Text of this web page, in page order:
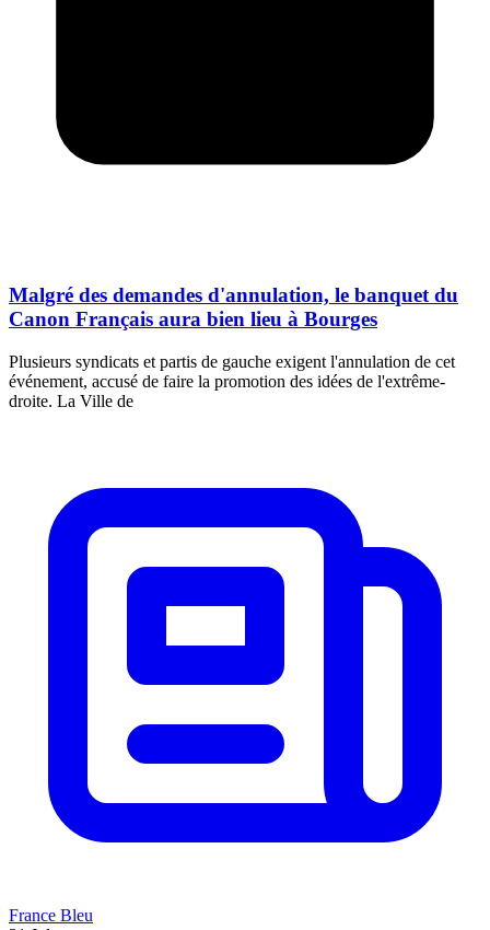
Malgré des demandes d'annulation, le banquet du
Canon Français aura bien lieu à Bourges
Plusieurs syndicats et partis de gauche exigent l'annulation de cet
événement, accusé de faire la promotion des idées de l'extrême-
droite. La Ville de
France Bleu